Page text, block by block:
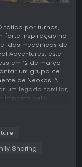
tático por turnos,
forte inspiração no
das mecânicas de
Adventures, este
em 12 de março
um grupo de
de Neokos. A
um legado familiar,
imposta pelo
escolhas do
e gerenciar
Sharing